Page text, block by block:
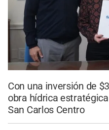
Con una inversión de
obra hídrica
San Carlos Centro